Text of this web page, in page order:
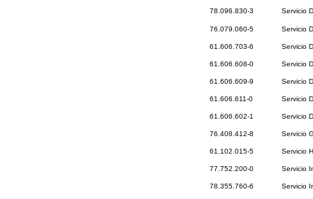
78.096.830-3 Servicio
76.079.060-5 Servicio
61.606.703-6 Servicio
61.606.608-0 Servicio
61.606.609-9 Servicio
61.606.611-0 Servicio
61.606.602-1 Servicio
76.408.412-8 Servicio
61.102.015-5 Servicio
77.752.200-0 Servicio
78.355.760-6 Servicio